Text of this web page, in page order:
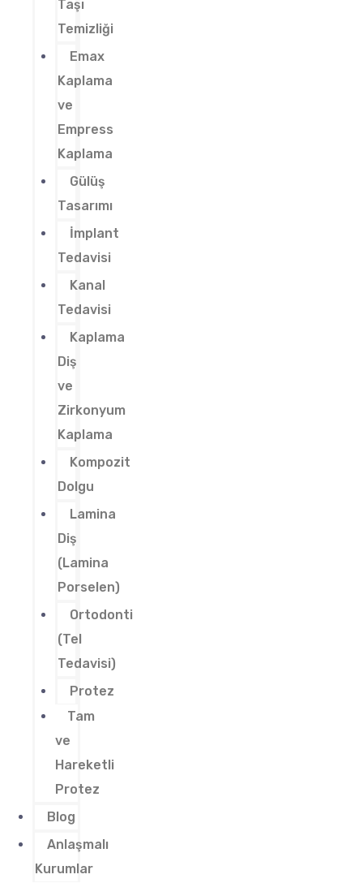
Taşı
Temizliği
Emax
Kaplama
ve
Empress
Kaplama
Gülüş
Tasarımı
İmplant
Tedavisi
Kanal
Tedavisi
Kaplama
Diş
ve
Zirkonyum
Kaplama
Kompozit
Dolgu
Lamina
Diş
(Lamina
Porselen)
Ortodonti
(Tel
Tedavisi)
Protez
Tam
ve
Hareketli
Protez
Blog
Anlaşmalı
Kurumlar